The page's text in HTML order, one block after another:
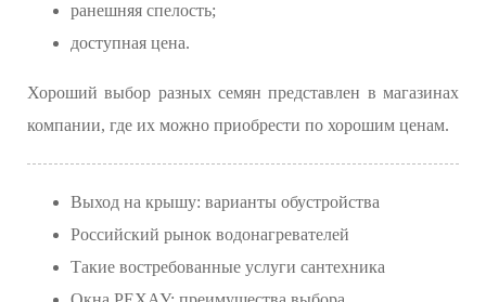
ранешняя спелость;
доступная цена.
Хороший выбор разных семян представлен в магазинах
компании, где их можно приобрести по хорошим ценам.
Выход на крышу: варианты обустройства
Российский рынок водонагревателей
Такие востребованные услуги сантехника